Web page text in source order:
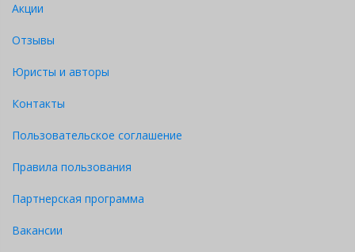
Акции
Отзывы
Юристы и авторы
Контакты
Пользовательское соглашение
Правила пользования
Партнерская программа
Вакансии